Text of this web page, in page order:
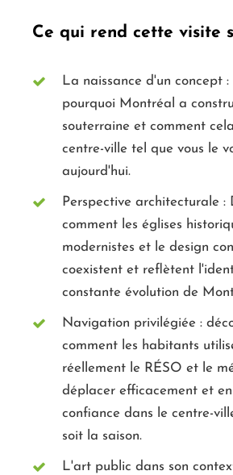
Ce qui rend cette visite
La naissance d'un concept :
pourquoi Montréal a
souterraine et comment
centre-ville tel que vous le
aujourd'hui.
Perspective architecturale :
comment les églises
modernistes et le design
coexistent et reflètent
constante évolution de
Navigation privilégiée :
comment les habitants
réellement le RÉSO et le
déplacer efficacement et
confiance dans le centre-
soit la saison.
L'art public dans son